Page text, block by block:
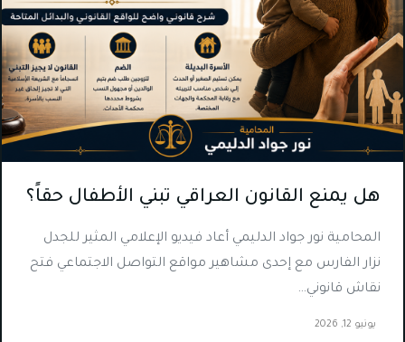
هل يمنع القانون العراقي تبني الأطفال حقاً؟
المحامية نور جواد الدليمي أعاد فيديو الإعلامي المثير للجدل
نزار الفارس مع إحدى مشاهير مواقع التواصل الاجتماعي فتح
نقاش قانوني…
يونيو 12, 2026